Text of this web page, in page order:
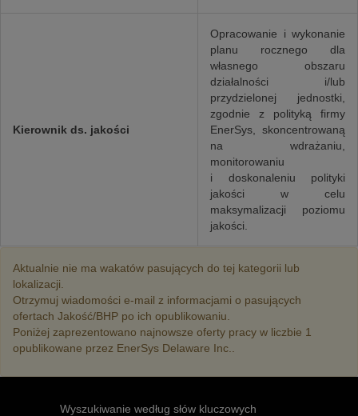
Kierownik ds. jakości
Opracowanie i wykonanie
planu rocznego dla
własnego obszaru
działalności i/lub
przydzielonej jednostki,
zgodnie z polityką firmy
EnerSys, skoncentrowaną
na wdrażaniu,
monitorowaniu
i doskonaleniu polityki
jakości w celu
maksymalizacji poziomu
jakości.
Aktualnie nie ma wakatów pasujących do tej kategorii lub
lokalizacji.
Otrzymuj wiadomości e-mail z informacjami o pasujących
ofertach Jakość/BHP po ich opublikowaniu.
Poniżej zaprezentowano najnowsze oferty pracy w liczbie 1
opublikowane przez EnerSys Delaware Inc..
Wyszukiwanie według słów kluczowych